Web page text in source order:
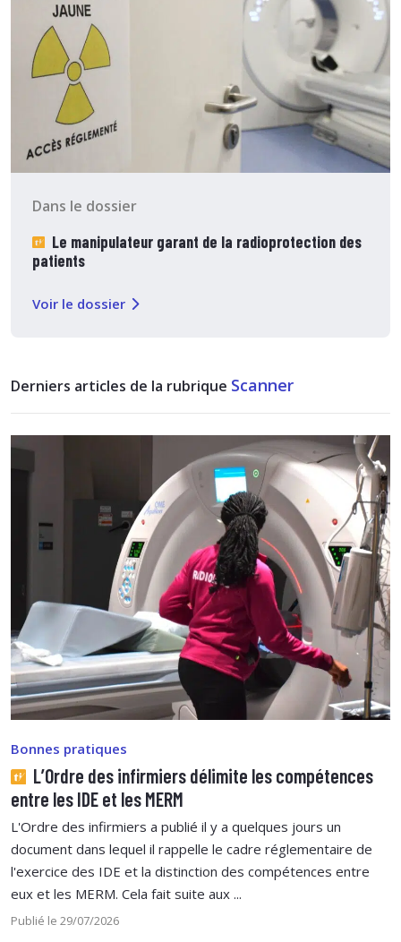
Dans le dossier
Le manipulateur garant de la radioprotection des
patients
Voir le dossier
Derniers articles de la rubrique Scanner
Bonnes pratiques
L’Ordre des infirmiers délimite les compétences
entre les IDE et les MERM
L'Ordre des infirmiers a publié il y a quelques jours un
document dans lequel il rappelle le cadre réglementaire de
l'exercice des IDE et la distinction des compétences entre
eux et les MERM. Cela fait suite aux ...
Publié le 29/07/2026